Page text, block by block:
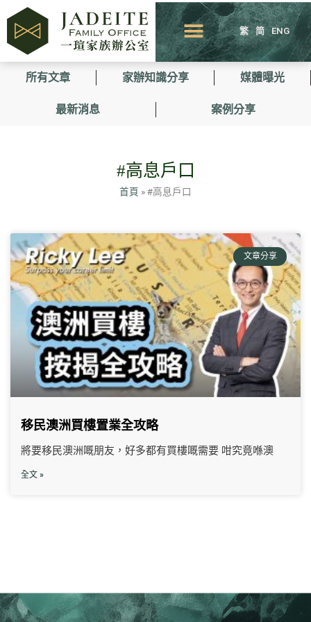
繁 简 ENG
所有文章 家辦知識分享 媒體曝光
最新消息 案例分享
#高息戶口
首頁 »#高息戶口
文章分享
移民澳洲買樓置業全攻略
將要移民澳洲嘅朋友，好多都有買樓嘅需要 咁究竟喺澳
全文 »